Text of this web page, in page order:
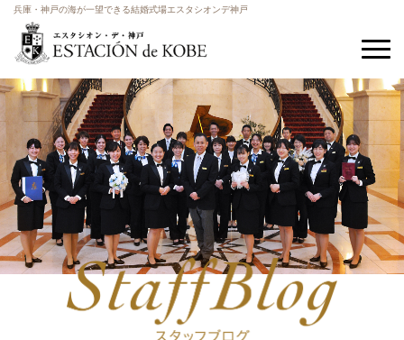
兵庫・神戸の海が一望できる結婚式場エスタシオンデ神戸